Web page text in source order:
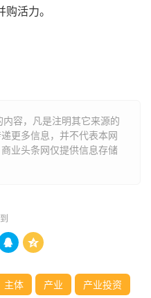
购活力。
容，凡是注明其它来源的
更多信息，并不代表本网
业头条网仅提供信息存储
 
主体 产业 产业投资